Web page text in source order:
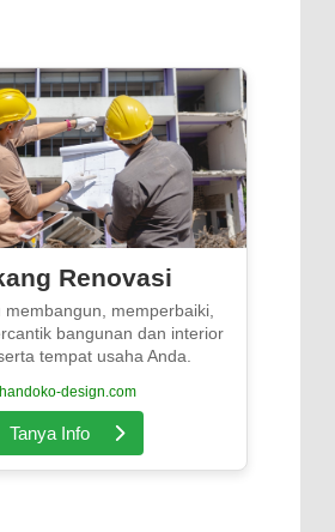
Renovasi
membangun, memperbaiki,
bangunan dan interior
tempat usaha Anda.
handoko-design.com
Tanya Info